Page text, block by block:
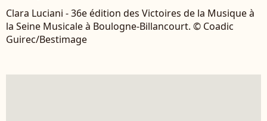
Clara Luciani - 36e édition des Victoires de la Musique à
la Seine Musicale à Boulogne-Billancourt. © Coadic
Guirec/Bestimage